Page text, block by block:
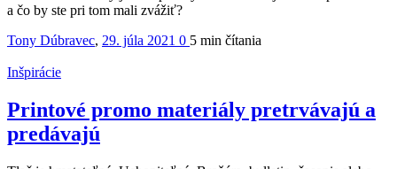
a čo by ste pri tom mali zvážiť?
Tony Dúbravec, 29. júla 2021 0 5 min čítania
Inšpirácie
Printové promo materiály pretrvávajú a
predávajú